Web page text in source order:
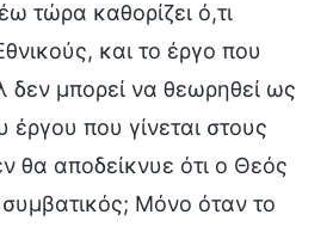
τώρα καθορίζει ό,τι
και το έργο που
δεν μπορεί να θεωρηθεί ως
έργου που γίνεται στους
θα αποδείκνυε ότι ο Θεός
συμβατικός; Μόνο όταν το